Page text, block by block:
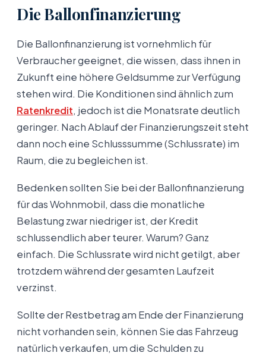
Die Ballonfinanzierung
Die Ballonfinanzierung ist vornehmlich für
Verbraucher geeignet, die wissen, dass ihnen in
Zukunft eine höhere Geldsumme zur Verfügung
stehen wird. Die Konditionen sind ähnlich zum
Ratenkredit, jedoch ist die Monatsrate deutlich
geringer. Nach Ablauf der Finanzierungszeit steht
dann noch eine Schlusssumme (Schlussrate) im
Raum, die zu begleichen ist.
Bedenken sollten Sie bei der Ballonfinanzierung
für das Wohnmobil, dass die monatliche
Belastung zwar niedriger ist, der Kredit
schlussendlich aber teurer. Warum? Ganz
einfach. Die Schlussrate wird nicht getilgt, aber
trotzdem während der gesamten Laufzeit
verzinst.
Sollte der Restbetrag am Ende der Finanzierung
nicht vorhanden sein, können Sie das Fahrzeug
natürlich verkaufen, um die Schulden zu